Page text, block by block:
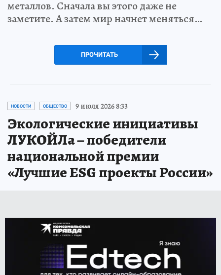
металлов. Сначала вы этого даже не
заметите. А затем мир начнет меняться…
ПРОЧИТАТЬ
НОВОСТИ ОБЩЕСТВО 9 июля 2026 8:33
Экологические инициативы
ЛУКОЙЛа – победители
национальной премии
«Лучшие ESG проекты России»